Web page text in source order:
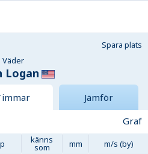
Spara plats
Väder
Logan
Jämför
Graf
känns
som mm m/s (by)